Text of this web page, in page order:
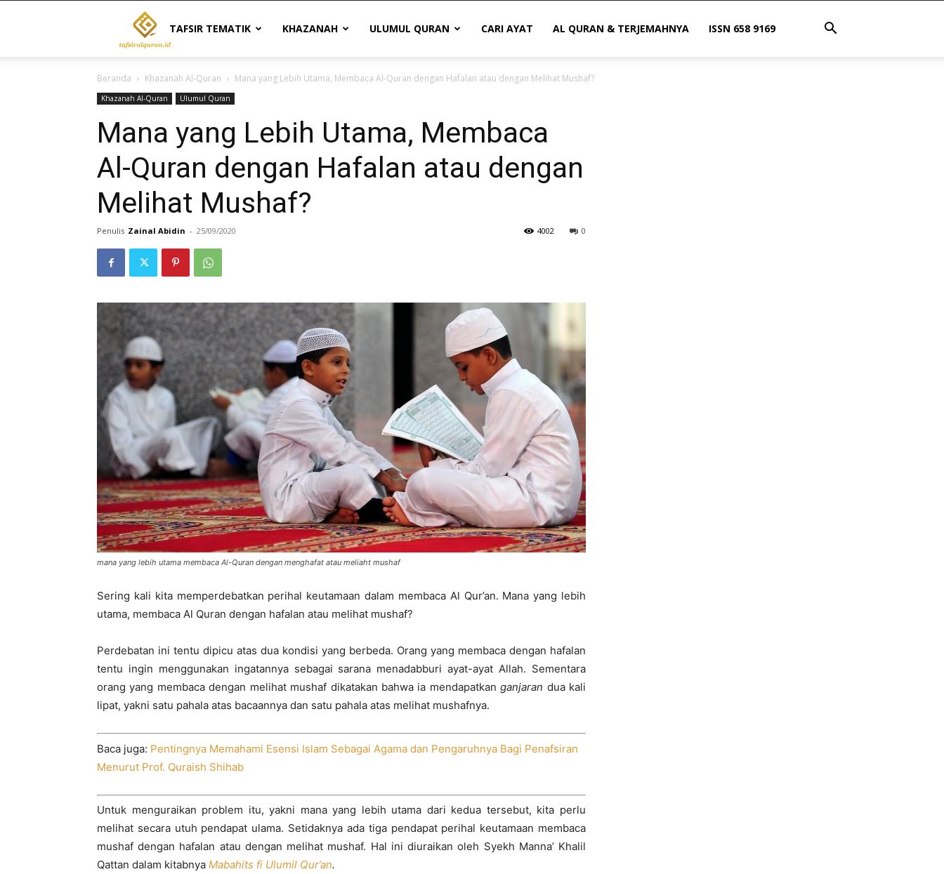
Tafsir
Al
Quran
|
Referensi
Tafsir
Indonesia
TAFSIR TEMATIK KHAZANAH ULUMUL QURAN CARI AYAT AL QURAN & TERJEMAHNYA ISSN 658 9169
Beranda Khazanah Al-Quran Mana yang Lebih Utama, Membaca Al-Quran dengan Hafalan atau dengan Melihat Mushaf?
Khazanah Al-Quran Ulumul Quran
Mana yang Lebih Utama, Membaca
Al-Quran dengan Hafalan atau dengan
Melihat Mushaf?
Penulis Zainal Abidin - 25/09/2020 0
4002
mana yang lebih utama membaca Al-Quran dengan menghafat atau meliaht mushaf
Sering kali kita memperdebatkan perihal keutamaan dalam membaca Al Qur’an. Mana yang lebih
utama, membaca Al Quran dengan hafalan atau melihat mushaf?
Perdebatan ini tentu dipicu atas dua kondisi yang berbeda. Orang yang membaca dengan hafalan
tentu ingin menggunakan ingatannya sebagai sarana menadabburi ayat-ayat Allah. Sementara
orang yang membaca dengan melihat mushaf dikatakan bahwa ia mendapatkanganjaran dua kali
lipat, yakni satu pahala atas bacaannya dan satu pahala atas melihat mushafnya.
Baca juga: Pentingnya Memahami Esensi Islam Sebagai Agama dan Pengaruhnya Bagi Penafsiran
Menurut Prof. Quraish Shihab
Untuk menguraikan problem itu, yakni mana yang lebih utama dari kedua tersebut, kita perlu
melihat secara utuh pendapat ulama. Setidaknya ada tiga pendapat perihal keutamaan membaca
mushaf dengan hafalan atau dengan melihat mushaf. Hal ini diuraikan oleh Syekh Manna’ Khalil
Qattan dalam kitabnya Mabahits fi Ulumil Qur’an.